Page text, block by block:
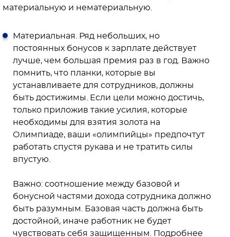
материальную и нематериальную.
Материальная. Ряд небольших, но
постоянных бонусов к зарплате действует
лучше, чем большая премия раз в год. Важно
помнить, что планки, которые вы
устанавливаете для сотрудников, должны
быть достижимы. Если цели можно достичь,
только приложив такие усилия, которые
необходимы для взятия золота на
Олимпиаде, ваши «олимпийцы» предпочтут
работать спустя рукава и не тратить силы
впустую.
Важно: соотношение между базовой и
бонусной частями дохода сотрудника должно
быть разумным. Базовая часть должна быть
достойной, иначе работник не будет
чувствовать себя защищенным. Подробнее